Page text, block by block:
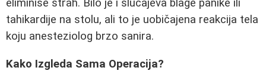
eliminiše strah. Bilo je i slučajeva blage panike ili
tahikardije na stolu, ali to je uobičajena reakcija tela
koju anesteziolog brzo sanira.
Kako Izgleda Sama Operacija?